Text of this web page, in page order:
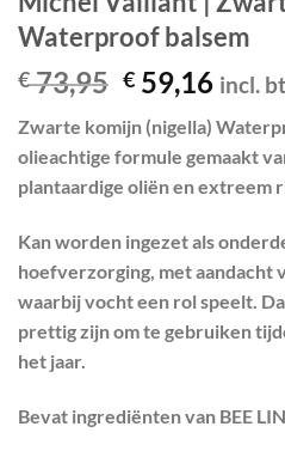
Waterproof balsem
€73,95
prijs
was:
€ 73,95.
€ 59,16
is:
€
incl.
Zwarte komijn (nigella)
olieachtige formule gemaakt
plantaardige oliën en extreem
Kan worden ingezet als
hoefverzorging, met aandacht
waarbij vocht een rol speelt.
prettig zijn om te gebruiken
het jaar.
Bevat ingrediënten van BEE